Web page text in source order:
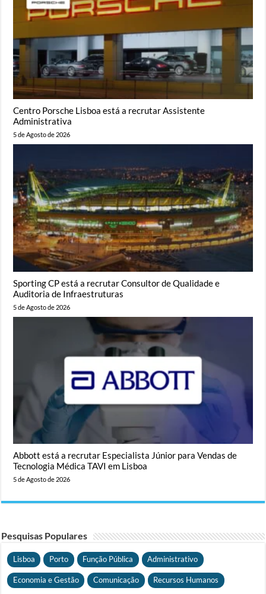
Centro Porsche Lisboa está a recrutar Assistente
Administrativa
5 de Agosto de 2026
Sporting CP está a recrutar Consultor de Qualidade e
Auditoria de Infraestruturas
5 de Agosto de 2026
Abbott está a recrutar Especialista Júnior para Vendas de
Tecnologia Médica TAVI em Lisboa
5 de Agosto de 2026
Pesquisas Populares
Lisboa Porto Função Pública Administrativo
Economia e Gestão Comunicação Recursos Humanos